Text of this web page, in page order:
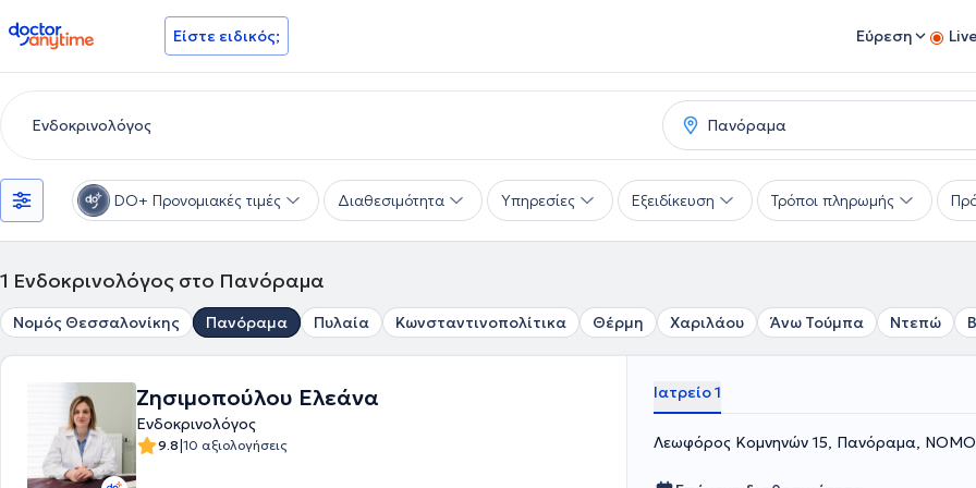
doctoranytime Είστε ειδικός; Εύρεση
DO+ Προνομιακές τιμές Διαθεσιμότητα Υπηρεσίες Εξειδίκευση Τρόποι πληρωμής
1 Ενδοκρινολόγος στο Πανόραμα
Νομός Θεσσαλονίκης Πανόραμα Πυλαία Κωνσταντινοπολίτικα Θέρμη Χαριλάου Άνω Τούμπα Ντεπώ
Ζησιμοπούλου Ελεάνα
Ενδοκρινολόγος
9.8|10 αξιολογήσεις
Ιατρείο 1
Λεωφόρος Κομνηνών 15, Πανόραμα,